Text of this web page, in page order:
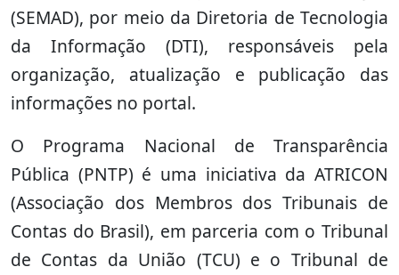
(SEMAD), por meio da Diretoria de Tecnologia
da Informação (DTI), responsáveis pela
organização, atualização e publicação das
informações no portal.
O Programa Nacional de Transparência
Pública (PNTP) é uma iniciativa da ATRICON
(Associação dos Membros dos Tribunais de
Contas do Brasil), em parceria com o Tribunal
de Contas da União (TCU) e o Tribunal de